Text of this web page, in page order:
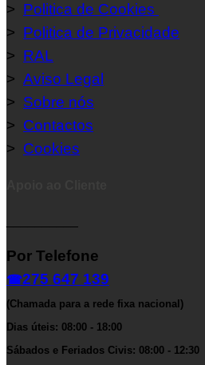
> Politica de Cookies
> Politica de Privacidade
> RAL
> Aviso Legal
> Sobre nós
> Contactos
> Cookies
Por Telefone
☎275 647 139
(Chamada para a rede fixa nacional)
Dias úteis: 08:00 - 18:00
Sábados e Feriados Civis: 08:00 - 12:30